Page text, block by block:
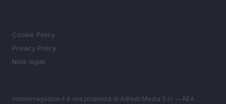
Cookie Policy
Privacy Policy
Note legali
nonnemagazine.it è una proprietà di AdHub Media S.r.l. — REA